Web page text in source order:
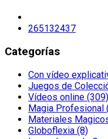
265132437
Categorías
Con vídeo
Juegos de
Vídeos online (309)
Magia Profesional
Materiales
Globoflexia (8)